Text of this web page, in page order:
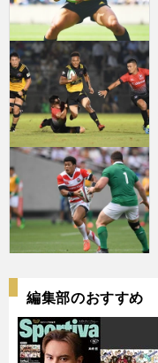
編集部のおすすめ